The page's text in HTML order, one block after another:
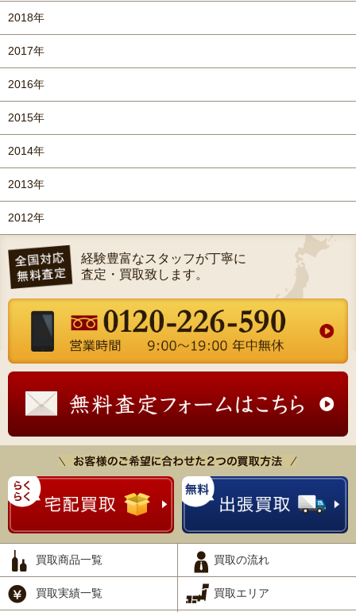
2018年
2017年
2016年
2015年
2014年
2013年
2012年
経験豊富なスタッフが丁寧に
査定・買取致します。
買取商品一覧 買取の流れ
買取実績一覧 買取エリア